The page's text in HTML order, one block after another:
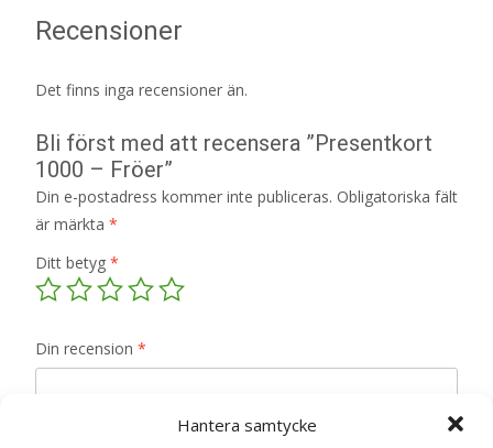
Hantera samtycke
Recensioner
Det finns inga recensioner än.
Bli först med att recensera ”Presentkort
1000 – Fröer”
Din e-postadress kommer inte publiceras. Obligatoriska fält
är märkta *
Ditt betyg *
Din recension *